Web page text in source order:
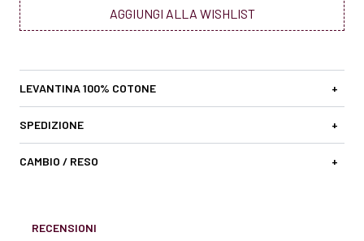
AGGIUNGI ALLA WISHLIST
LEVANTINA 100% COTONE +
SPEDIZIONE +
CAMBIO / RESO +
RECENSIONI